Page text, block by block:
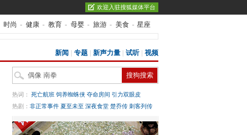
欢迎入驻搜狐媒体平台
时尚 - 健康 - 教育 - 母婴 - 旅游 - 美食 - 星座
新闻 专题 新声力量 试听| 视频
热词： 死亡航班 饲养蜘蛛侠 夺命房间 引力双眼皮
热剧： 非正常事件 夏至未至 深夜食堂 楚乔传 刺客列传